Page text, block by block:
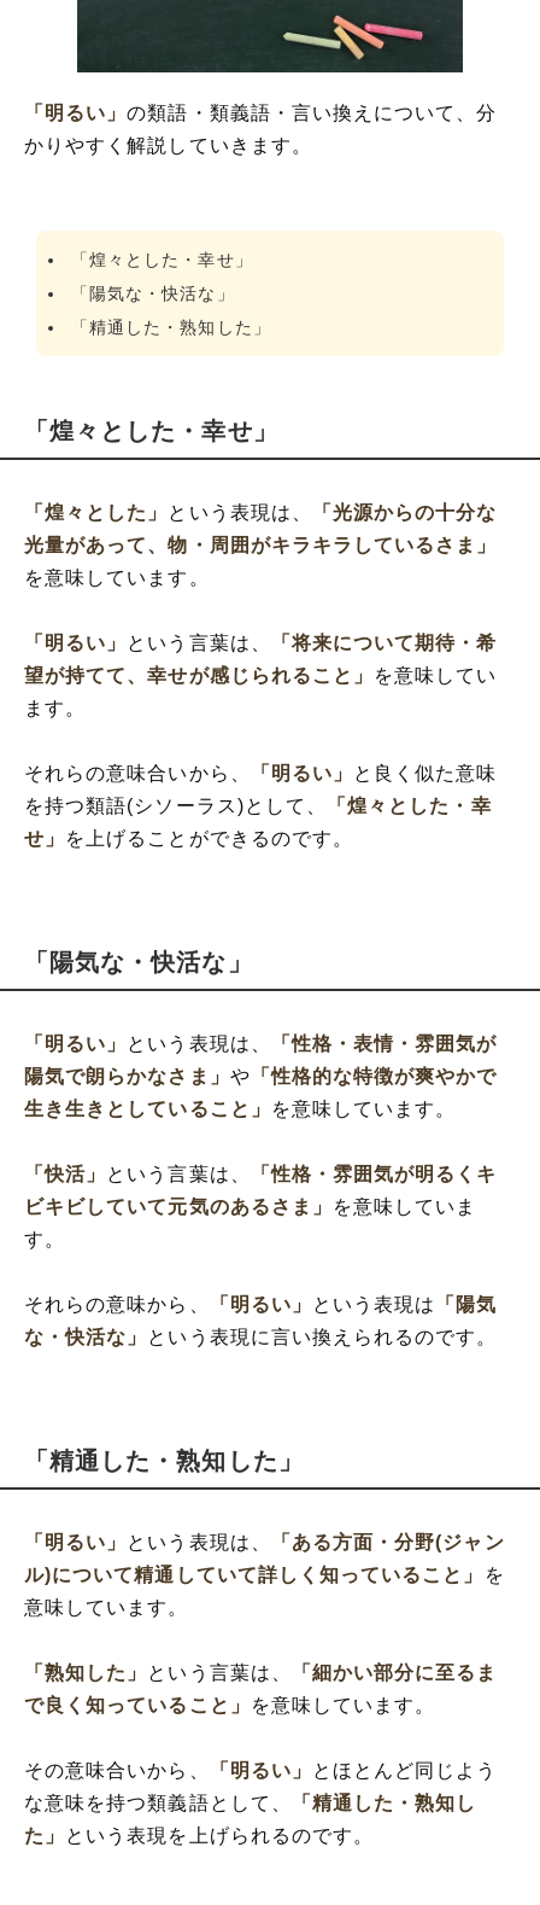
「明るい」の類語・類義語・言い換えについて、分
かりやすく解説していきます。
「煌々とした・幸せ」
「陽気な・快活な」
「精通した・熟知した」
「煌々とした・幸せ」
「煌々とした」 という表現は、
「光源からの十分な
光量があって、物・周囲がキラキラしているさま」
を意味しています。
「明るい」 という言葉は、
「将来について期待・希
望が持てて、幸せが感じられること」
を意味してい
ます。
それらの意味合いから、 「明るい」
と良く似た意味
を持つ類語(シソーラス)として、
「煌々とした・幸
せ」
を上げることができるのです。
「陽気な・快活な」
「明るい」 という表現は、
「性格・表情・雰囲気が
陽気で朗らかなさま」 や 「性格的な特徴が爽やかで
生き生きとしていること」
を意味しています。
「快活」 という言葉は、
「性格・雰囲気が明るくキ
ビキビしていて元気のあるさま」
を意味していま
す。
それらの意味から、 「明るい」 という表現は
「陽気
な・快活な」 という表現に言い換えられるのです。
「精通した・熟知した」
「明るい」 という表現は、
「ある方面・分野(ジャン
ル)について精通していて詳しく知っていること」
を
意味しています。
「熟知した」 という言葉は、
「細かい部分に至るま
で良く知っていること」
を意味しています。
その意味合いから、 「明るい」
とほとんど同じよう
な意味を持つ類義語として、
「精通した・熟知し
た」
という表現を上げられるのです。